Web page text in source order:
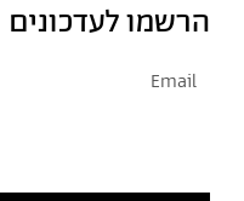
הרשמו לעדכונים